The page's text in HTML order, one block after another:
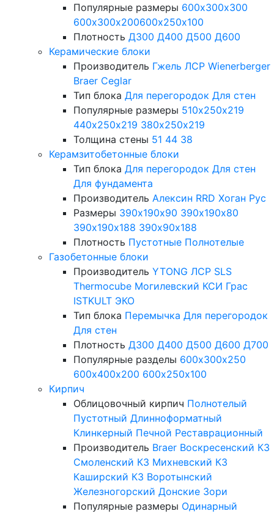
Популярные размеры 600х300х300
600х300х200600х250х100
Плотность Д300 Д400 Д500 Д600
Керамические блоки
Производитель Гжель ЛСР Wienerberger
Braer Ceglar
Тип блока Для перегородок Для стен
Популярные размеры 510х250х219
440х250х219 380х250х219
Толщина стены 51 44 38
Керамзитобетонные блоки
Тип блока Для перегородок Для стен
Для фундамента
Производитель Алексин RRD Хоган Рус
Размеры 390х190х90 390х190х80
390х190х188 390х90х188
Плотность Пустотные Полнотелые
Газобетонные блоки
Производитель YTONG ЛСР SLS
Thermocube Могилевский КСИ Грас
ISTKULT ЭКО
Тип блока Перемычка Для перегородок
Для стен
Плотность Д300 Д400 Д500 Д600 Д700
Популярные разделы 600х300х250
600х400х200 600х250х100
Кирпич
Облицовочный кирпич Полнотелый
Пустотный Длинноформатный
Клинкерный Печной Реставрационный
Производитель Braer Воскресенский КЗ
Смоленский КЗ Михневский КЗ
Каширский КЗ Воротынский
Железногорский Донские Зори
Популярные размеры Одинарный